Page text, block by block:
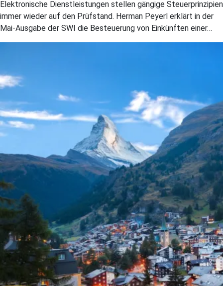
Elektronische Dienstleistungen stellen gängige Steuerprinzipien
immer wieder auf den Prüfstand. Herman Peyerl erklärt in der
Mai-Ausgabe der SWI die Besteuerung von Einkünften einer…